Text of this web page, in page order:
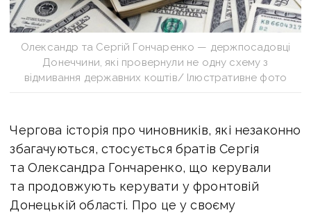
Олександр та Сергій Гончаренко — держпосадовці
Донеччини, які провернули не одну схему з
відмивання державних коштів/ Ілюстративне фото
Чергова історія про чиновників, які незаконно
збагачуються, стосується братів Сергія
та Олександра Гончаренко, що керували
та продовжують керувати у фронтовій
Донецькій області. Про це у своєму